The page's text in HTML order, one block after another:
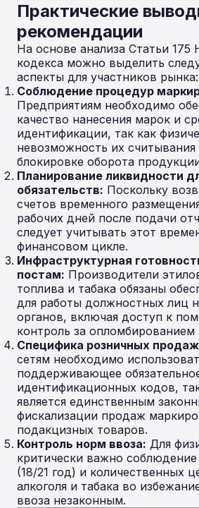
Практические
рекомендации
На основе анализа Статьи 175
кодекса можно выделить
аспекты для участников рынка:
Соблюдение процедур
Предприятиям необходимо
качество нанесения марок и
идентификации, так как
невозможность их
блокировке оборота
Планирование ликвидности
обязательств: Поскольку
счетов временного
рабочих дней после подачи
следует учитывать этот
финансовом цикле.
Инфраструктурная
постам: Производители
топлива и табака обязаны
для работы должностных лиц
органов, включая доступ к
контроль за опломбированием
Специфика розничных
сетям необходимо
поддерживающее
идентификационных кодов,
является единственным
фискализации продаж
подакцизных товаров.
Контроль норм ввоза: Для
критически важно
(18/21 год) и количественных
алкоголя и табака во
ввоза незаконным.